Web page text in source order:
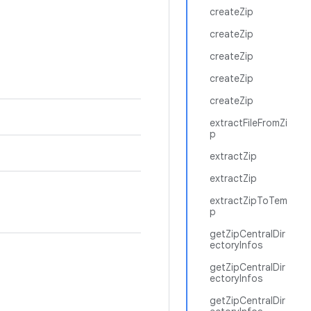
createZip
createZip
createZip
createZip
createZip
extractFileFromZi
p
extractZip
extractZip
extractZipToTem
p
getZipCentralDir
ectoryInfos
getZipCentralDir
ectoryInfos
getZipCentralDir